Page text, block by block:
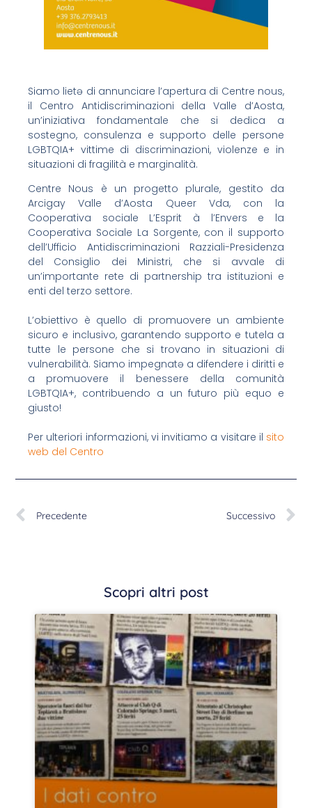
Siamo lietə di annunciare l’apertura di Centre nous,
il Centro Antidiscriminazioni della Valle d’Aosta,
un’iniziativa fondamentale che si dedica a
sostegno, consulenza e supporto delle persone
LGBTQIA+ vittime di discriminazioni, violenze e in
situazioni di fragilità e marginalità.
Centre Nous è un progetto plurale, gestito da
Arcigay Valle d’Aosta Queer Vda, con la
Cooperativa sociale L’Esprit à l’Envers e la
Cooperativa Sociale La Sorgente, con il supporto
dell’Ufficio Antidiscriminazioni Razziali-Presidenza
del Consiglio dei Ministri, che si avvale di
un’importante rete di partnership tra istituzioni e
enti del terzo settore.
L’obiettivo è quello di promuovere un ambiente
sicuro e inclusivo, garantendo supporto e tutela a
tutte le persone che si trovano in situazioni di
vulnerabilità. Siamo impegnatə a difendere i diritti e
a promuovere il benessere della comunità
LGBTQIA+, contribuendo a un futuro più equo e
giusto!
Per ulteriori informazioni, vi invitiamo a visitare il sito
web del Centro
Precedente Successivo
Scopri altri post